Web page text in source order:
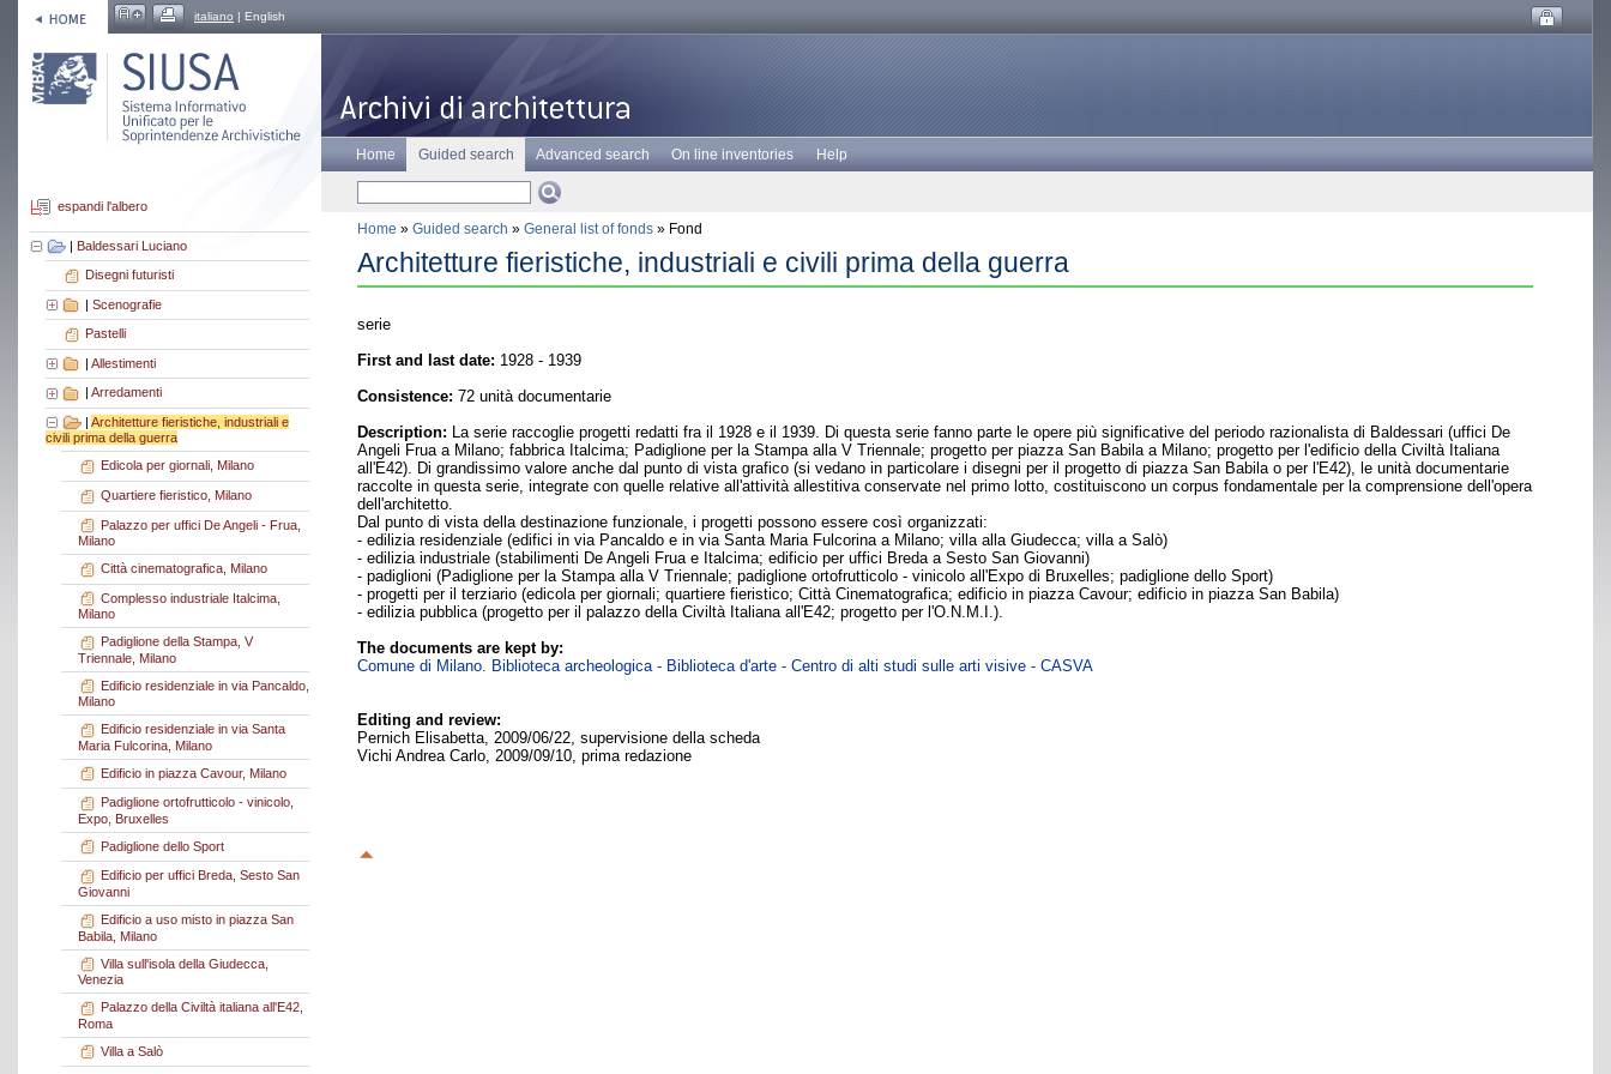
italiano | English
espandi l'albero
| Baldessari Luciano
Disegni futuristi
| Scenografie
Pastelli
| Allestimenti
Arredamenti
| Architetture fieristiche, industriali e
civili prima della guerra
Edicola per giornali, Milano
Quartiere fieristico, Milano
Palazzo per uffici De Angeli - Frua,
Milano
Città cinematografica, Milano
Complesso industriale Italcima,
Milano
Padiglione della Stampa, V
Triennale, Milano
Edificio residenziale in via Pancaldo,
Milano
Edificio residenziale in via Santa
Maria Fulcorina, Milano
Edificio in piazza Cavour, Milano
Padiglione ortofrutticolo - vinicolo,
Expo, Bruxelles
Padiglione dello Sport
Edificio per uffici Breda, Sesto San
Giovanni
Edificio a uso misto in piazza San
Babila, Milano
Villa sull'isola della Giudecca,
Venezia
Palazzo della Civiltà italiana all'E42,
Roma
Villa a Salò
Home Guided search Advanced search On line inventories Help
Home » Guided search » General list of fonds » Fond
Architetture fieristiche, industriali e civili prima della guerra
serie
First and last date: 1928 - 1939
Consistence: 72 unità documentarie
Description: La serie raccoglie progetti redatti fra il 1928 e il 1939. Di questa serie fanno parte le opere più significative del periodo razionalista di Baldessari (uffici De
Angeli Frua a Milano; fabbrica Italcima; Padiglione per la Stampa alla V Triennale; progetto per piazza San Babila a Milano; progetto per l'edificio della Civiltà Italiana
all'E42). Di grandissimo valore anche dal punto di vista grafico (si vedano in particolare i disegni per il progetto di piazza San Babila o per l'E42), le unità documentarie
raccolte in questa serie, integrate con quelle relative all'attività allestitiva conservate nel primo lotto, costituiscono un corpus fondamentale per la comprensione dell'opera
dell'architetto.
Dal punto di vista della destinazione funzionale, i progetti possono essere così organizzati:
- edilizia residenziale (edifici in via Pancaldo e in via Santa Maria Fulcorina a Milano; villa alla Giudecca; villa a Salò)
- edilizia industriale (stabilimenti De Angeli Frua e Italcima; edificio per uffici Breda a Sesto San Giovanni)
- padiglioni (Padiglione per la Stampa alla V Triennale; padiglione ortofrutticolo - vinicolo all'Expo di Bruxelles; padiglione dello Sport)
- progetti per il terziario (edicola per giornali; quartiere fieristico; Città Cinematografica; edificio in piazza Cavour; edificio in piazza San Babila)
- edilizia pubblica (progetto per il palazzo della Civiltà Italiana all'E42; progetto per l'O.N.M.I.).
The documents are kept by:
Comune di Milano. Biblioteca archeologica - Biblioteca d'arte - Centro di alti studi sulle arti visive - CASVA
Editing and review:
Pernich Elisabetta, 2009/06/22, supervisione della scheda
Vichi Andrea Carlo, 2009/09/10, prima redazione